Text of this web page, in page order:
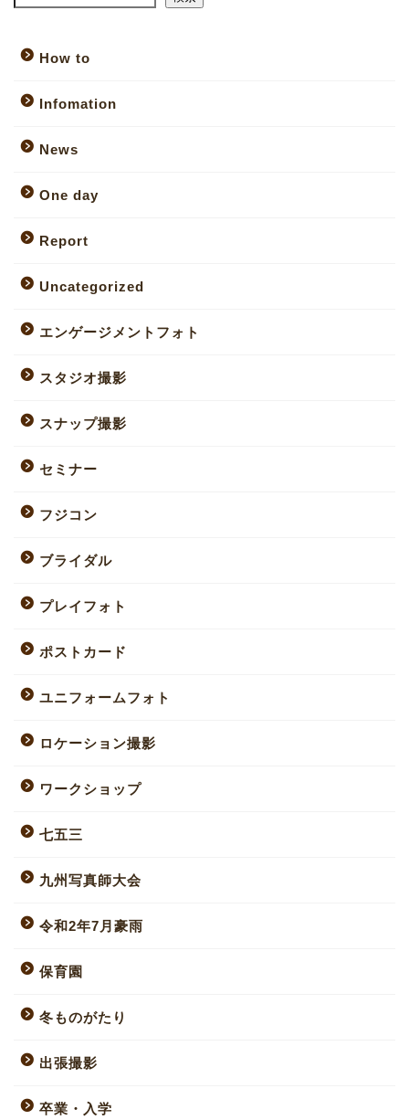
How to
Infomation
News
One day
Report
Uncategorized
エンゲージメントフォト
スタジオ撮影
スナップ撮影
セミナー
フジコン
ブライダル
プレイフォト
ポストカード
ユニフォームフォト
ロケーション撮影
ワークショップ
七五三
九州写真師大会
令和2年7月豪雨
保育園
冬ものがたり
出張撮影
卒業・入学